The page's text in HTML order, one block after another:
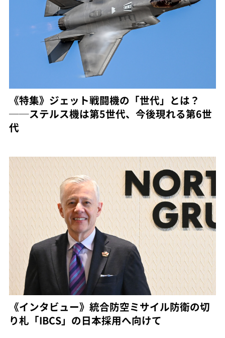
《特集》ジェット戦闘機の「世代」とは？
──ステルス機は第5世代、今後現れる第6世
代
《インタビュー》統合防空ミサイル防衛の切
り札「IBCS」の日本採用へ向けて